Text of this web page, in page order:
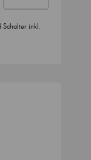
Schalter inkl.